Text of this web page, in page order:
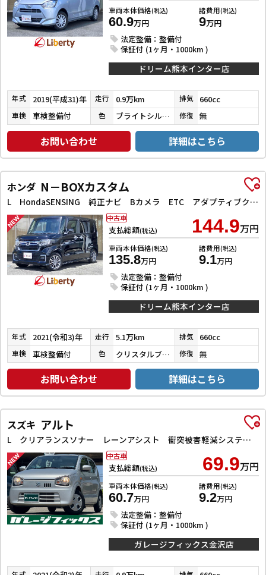
車両本体価格(税込)
60.9万円
諸費用(税込)
9万円
法定整備：整備付
保証付 (1ヶ月・1000km )
ドリーム熊本インター店
年式 2019(平成31)年 走行 0.9万km 排気 660cc
車検 車検整備付 色 ブライトシルバーメタリック 修復 無
お問い合わせ 詳細はこちら
ホンダ N－BOXカスタム
L HondaSENSING 純正ナビ Bカメラ ETC アダプティブクルーズコントロール 左パワースライドドア 前席シートヒーター LEDヘッドライト フォグライト スマートキー プッシュスタート
支払総額(税込) 144.9万円
車両本体価格(税込)
135.8万円
諸費用(税込)
9.1万円
法定整備：整備付
保証付 (1ヶ月・1000km )
中古車
ドリーム熊本インター店
年式 2021(令和3)年 走行 5.1万km 排気 660cc
車検 車検整備付 色 クリスタルブラックパール 修復 無
お問い合わせ 詳細はこちら
スズキ アルト
L クリアランスソナー レーンアシスト 衝突被害軽減システム オートライト キーレスエントリー アイドリングストップ 電動格納ミラー シートヒーター CVT 盗難防止システム ABS ESC CD
支払総額(税込) 69.9万円
車両本体価格(税込)
60.7万円
諸費用(税込)
9.2万円
法定整備：整備付
保証付 (1ヶ月・1000km )
中古車
ガレージフィックス金沢店